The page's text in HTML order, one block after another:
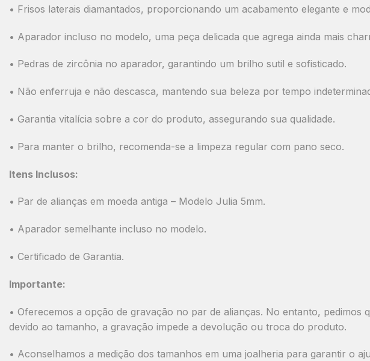
• Frisos laterais diamantados, proporcionando um acabamento elegante e
• Aparador incluso no modelo, uma peça delicada que agrega ainda mais
• Pedras de zircônia no aparador, garantindo um brilho sutil e sofisticado.
• Não enferruja e não descasca, mantendo sua beleza por tempo
• Garantia vitalícia sobre a cor do produto, assegurando sua qualidade.
• Para manter o brilho, recomenda-se a limpeza regular com pano seco.
Itens Inclusos:
• Par de alianças em moeda antiga – Modelo Julia 5mm.
• Aparador semelhante incluso no modelo.
• Certificado de Garantia.
Importante:
• Oferecemos a opção de gravação no par de alianças. No entanto,
devido ao tamanho, a gravação impede a devolução ou troca do produto.
• Aconselhamos a medição dos tamanhos em uma joalheria para garantir o